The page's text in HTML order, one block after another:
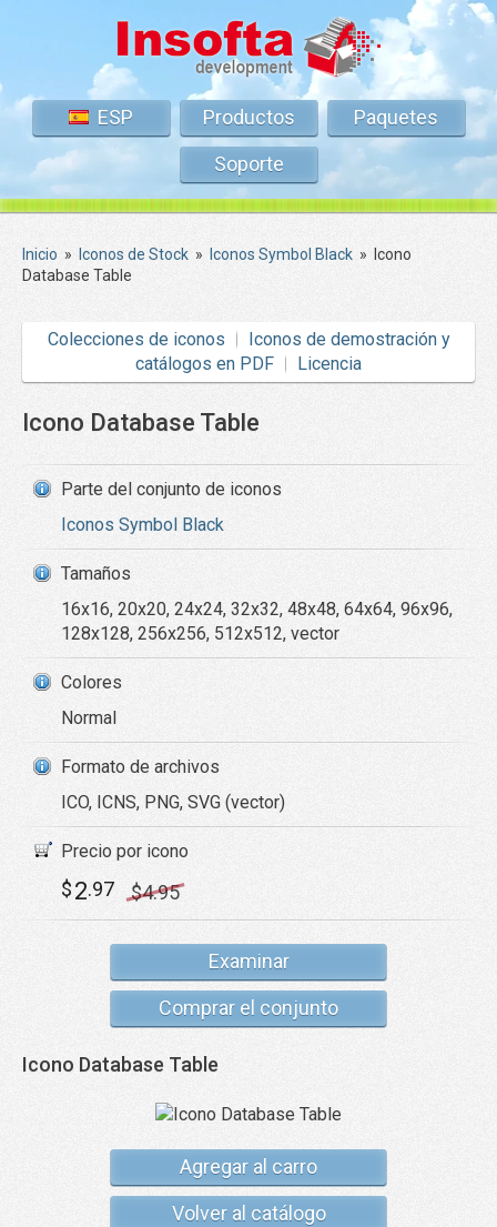
ESP Productos
Paquetes
Soporte
Inicio » Iconos de Stock » Iconos Symbol Black »
Icono
Database Table
Colecciones de iconos
Iconos de demostración y
catálogos en PDF
Licencia
Icono Database Table
Parte del conjunto de iconos
Iconos Symbol Black
Tamaños
16x16, 20x20, 24x24, 32x32, 48x48, 64x64, 96x96,
128x128, 256x256, 512x512, vector
Colores
Normal
Formato de archivos
ICO, ICNS, PNG, SVG (vector)
Precio por icono
$2.97 $4.95
Examinar
Comprar el conjunto
Icono Database Table
Agregar al carro
Volver al catálogo